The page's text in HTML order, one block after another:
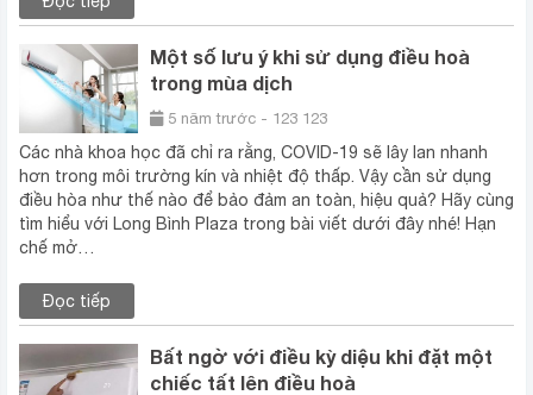
Một số lưu ý khi sử dụng điều hoà
trong mùa dịch
5 năm trước - 123 123
Các nhà khoa học đã chỉ ra rằng, COVID-19 sẽ lây lan nhanh
hơn trong môi trường kín và nhiệt độ thấp. Vậy cần sử dụng
điều hòa như thế nào để bảo đảm an toàn, hiệu quả? Hãy cùng
tìm hiểu với Long Bình Plaza trong bài viết dưới đây nhé! Hạn
chế mở…
Đọc tiếp
Bất ngờ với điều kỳ diệu khi đặt một
chiếc tất lên điều hoà